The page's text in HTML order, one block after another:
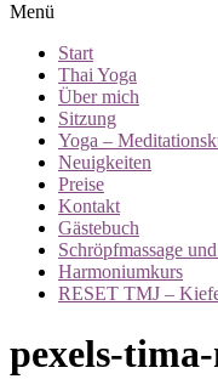
Menü
Start
Thai Yoga
Über mich
Sitzung
Yoga –
Neuigkeiten
Preise
Kontakt
Gästebuch
Schröpfmassage
Harmoniumkurs
RESET TMJ –
pexels-